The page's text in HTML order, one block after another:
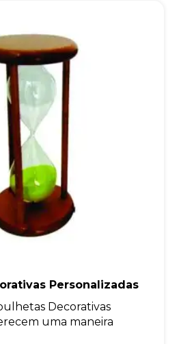
Personalizadas
Decorativas
uma maneira